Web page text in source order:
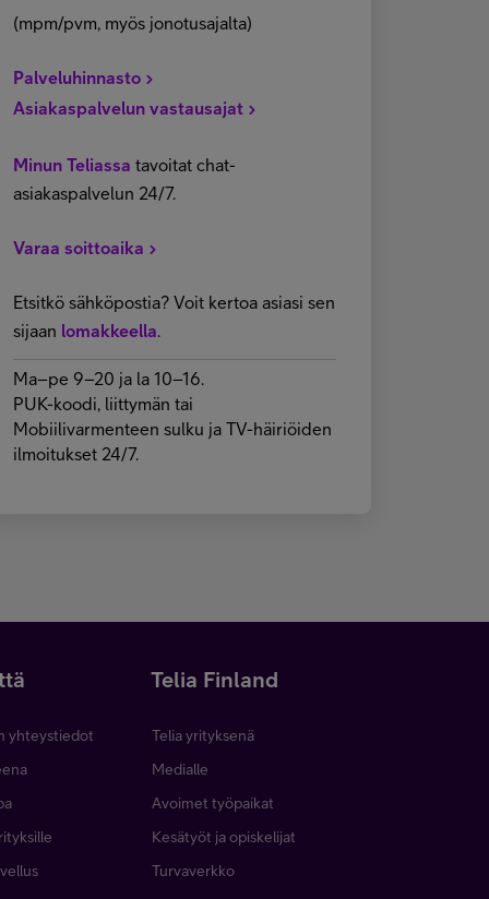
(mpm/pvm, myös jonotusajalta)
Palveluhinnasto
Asiakaspalvelun vastausajat
Minun Teliassa tavoitat chat-
asiakaspalvelun 24/7.
Varaa soittoaika
Etsitkö sähköpostia? Voit kertoa asiasi sen
sijaan lomakkeella.
Ma–pe 9–20 ja la 10–16.
PUK-koodi, liittymän tai
Mobiilivarmenteen sulku ja TV-häiriöiden
ilmoitukset 24/7.
yhteystiedot
Telia Finland
Telia yrityksenä
Medialle
Avoimet työpaikat
Kesätyöt ja opiskelijat
Turvaverkko